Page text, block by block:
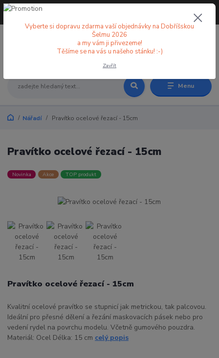
Menu
+420 773 998 582
Nářadí Pravítko ocelové řezací - 15cm
Pravítko ocelové řezací - 15cm
Novinka Akce TOP produkt
Pravítko ocelové řezací - 15cm
Kvalitní ocelové pravítko se stupnicí jak metrickou, tak palcovou.
Ideální pro přesné dělení a řezání maskovacích pásek nebo pro
vedení rydel na povrchu modelu. Včetně gumového pouzdra.
Materiál: Ocel Délka: 15 cm celý popis
Vyberte si dopravu zdarma vaší objednávky na Dobříšskou
Šelmu 2026
a my vám ji přivezeme!
Těšíme se na vás u našeho stánku! :-)
Zavřít